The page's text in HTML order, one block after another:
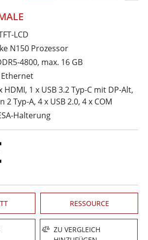
LCD
N150 Prozessor
4800, max. 16 GB
Ethernet
1 x USB 3.2 Typ-C mit DP-Alt,
2 Typ-A, 4 x USB 2.0, 4 x COM
Halterung
RESSOURCE
ZU VERGLEICH